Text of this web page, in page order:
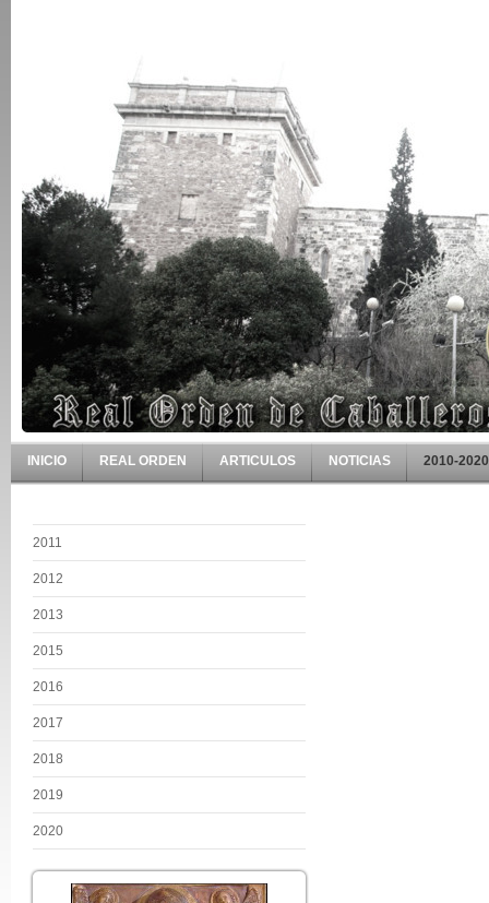
INICIO REAL ORDEN ARTICULOS NOTICIAS 2010-2020
2011
2012
2013
2015
2016
2017
2018
2019
2020